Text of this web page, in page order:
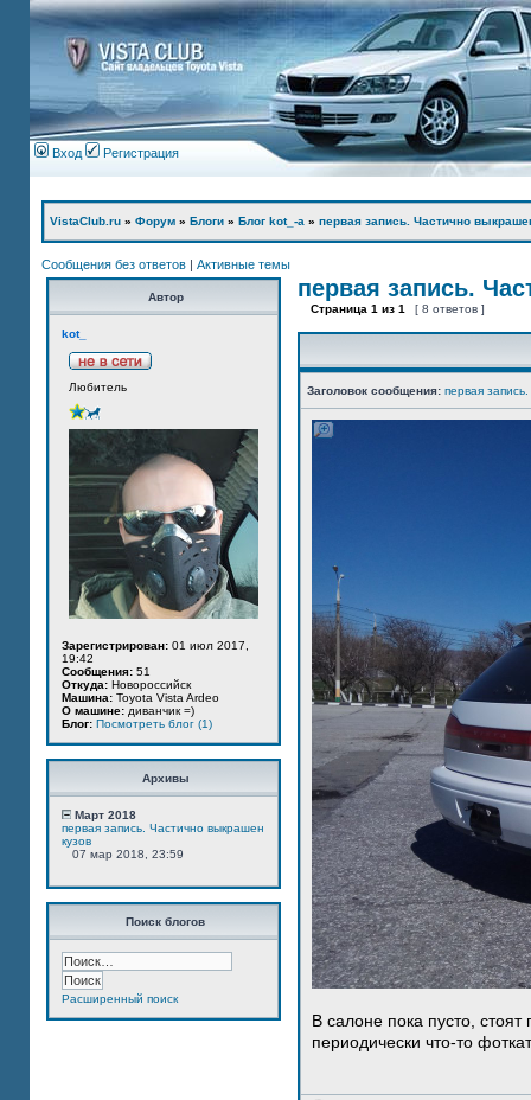
Вход Регистрация
VistaClub.ru » Форум » Блоги » Блог kot_-а » первая запись. Частично
Сообщения без ответов | Активные темы
Автор
kot_
Любитель
Зарегистрирован: 01 июл 2017,
19:42
Сообщения: 51
Откуда: Новороссийск
Машина: Toyota Vista Ardeo
О машине: диванчик =)
Блог: Посмотреть блог (1)
Архивы
Март 2018
первая запись. Частично выкрашен
кузов
07 мар 2018, 23:59
Поиск блогов
Расширенный поиск
первая запись.
Страница 1 из 1 [ 8 ответов ]
Заголовок сообщения: первая
В салоне пока пусто,
периодически что-то